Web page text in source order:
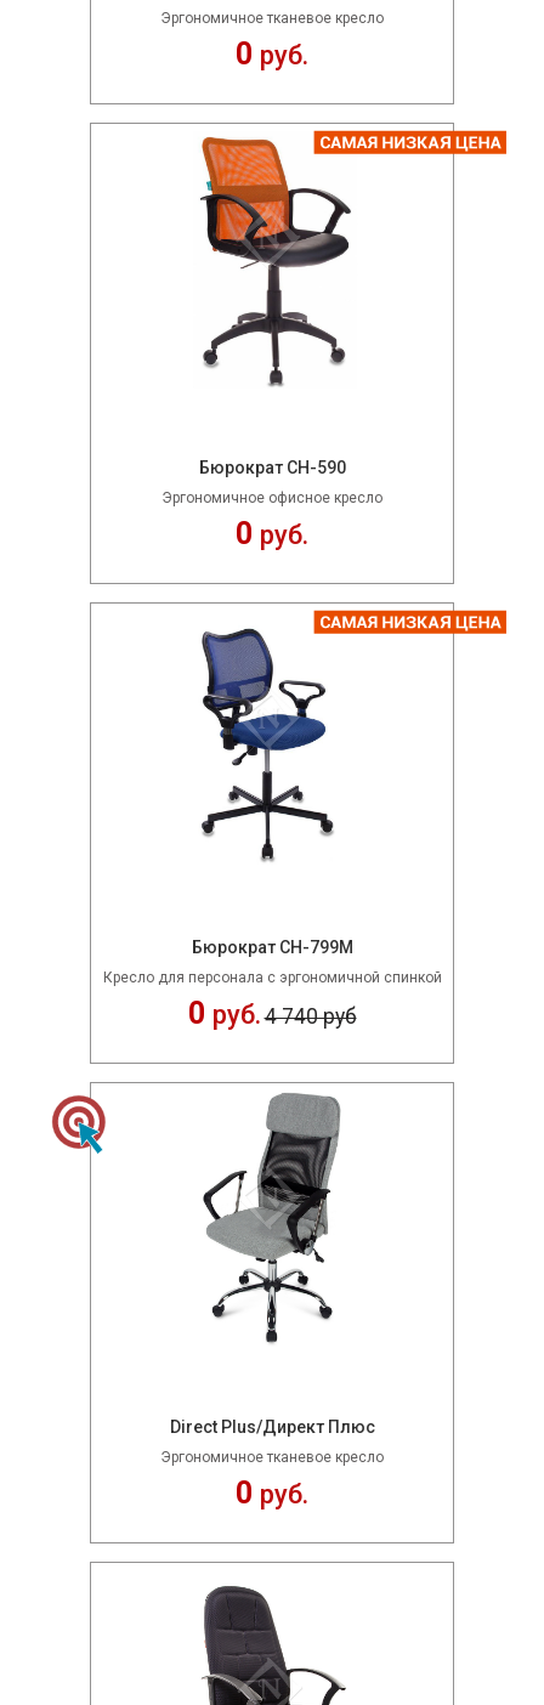
Эргономичное тканевое кресло
0 руб.
Бюрократ CH-590
Эргономичное офисное кресло
0 руб.
Бюрократ CH-799M
Кресло для персонала с эргономичной спинкой
0 руб.4 740 руб
Direct Plus/Директ Плюс
Эргономичное тканевое кресло
0 руб.